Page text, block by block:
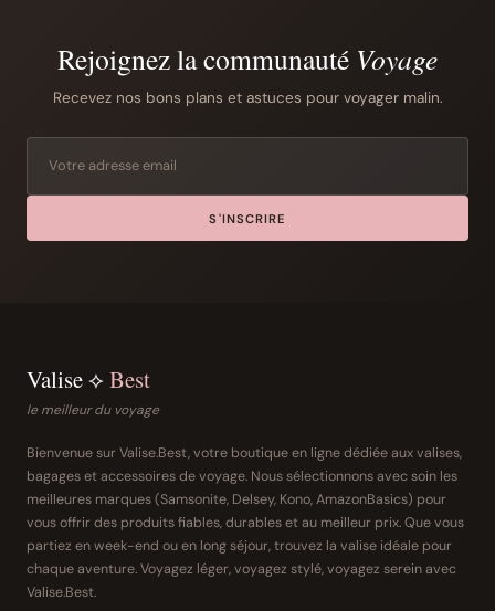
Rejoignez la communauté Voyage
Recevez nos bons plans et astuces pour voyager malin.
S'INSCRIRE
Valise ⟡ Best
le meilleur du voyage
Bienvenue sur Valise.Best, votre boutique en ligne dédiée aux valises,
bagages et accessoires de voyage. Nous sélectionnons avec soin les
meilleures marques (Samsonite, Delsey, Kono, AmazonBasics) pour
vous offrir des produits fiables, durables et au meilleur prix. Que vous
partiez en week-end ou en long séjour, trouvez la valise idéale pour
chaque aventure. Voyagez léger, voyagez stylé, voyagez serein avec
Valise.Best.